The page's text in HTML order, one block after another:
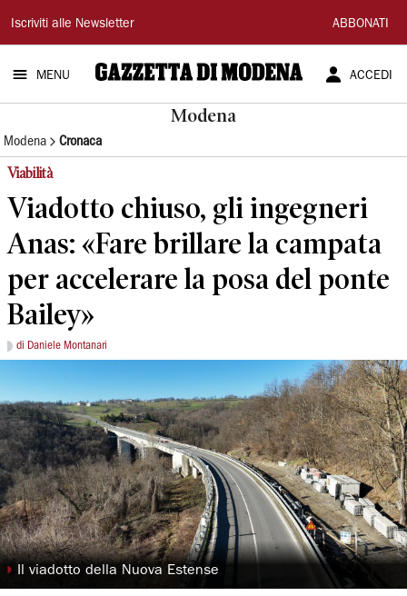
Gazzetta
di
Modena
Iscriviti alle Newsletter ABBONATI
MENU ACCEDI
Modena
Modena Cronaca
Viabilità
Viadotto chiuso, gli ingegneri
Anas: «Fare brillare la campata
per accelerare la posa del ponte
Bailey»
di Daniele Montanari
◗ Il viadotto della Nuova Estense